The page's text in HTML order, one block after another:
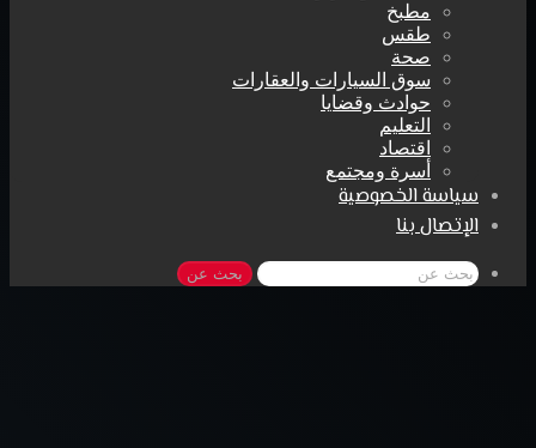
مطبخ
طقس
صحة
سوق السيارات والعقارات
حوادث وقضايا
التعليم
اقتصاد
أسرة ومجتمع
سياسة الخصوصية
الإتصال بنا
بحث عن